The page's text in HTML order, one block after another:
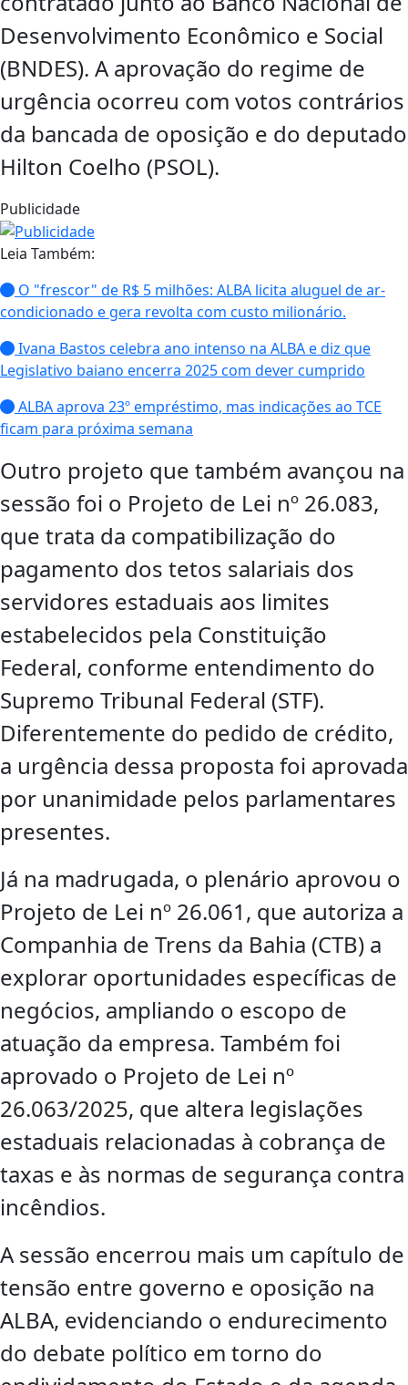
Desenvolvimento Econômico e Social
(BNDES). A aprovação do regime de
urgência ocorreu com votos contrários
da bancada de oposição e do deputado
Hilton Coelho (PSOL).
Publicidade
Leia Também:
O "frescor" de R$ 5 milhões: ALBA licita aluguel de ar-
condicionado e gera revolta com custo milionário.
Ivana Bastos celebra ano intenso na ALBA e diz que
Legislativo baiano encerra 2025 com dever cumprido
ALBA aprova 23º empréstimo, mas indicações ao TCE
ficam para próxima semana
Outro projeto que também avançou na
sessão foi o Projeto de Lei nº 26.083,
que trata da compatibilização do
pagamento dos tetos salariais dos
servidores estaduais aos limites
estabelecidos pela Constituição
Federal, conforme entendimento do
Supremo Tribunal Federal (STF).
Diferentemente do pedido de crédito,
a urgência dessa proposta foi aprovada
por unanimidade pelos parlamentares
presentes.
Já na madrugada, o plenário aprovou o
Projeto de Lei nº 26.061, que autoriza a
Companhia de Trens da Bahia (CTB) a
explorar oportunidades específicas de
negócios, ampliando o escopo de
atuação da empresa. Também foi
aprovado o Projeto de Lei nº
26.063/2025, que altera legislações
estaduais relacionadas à cobrança de
taxas e às normas de segurança contra
incêndios.
A sessão encerrou mais um capítulo de
tensão entre governo e oposição na
ALBA, evidenciando o endurecimento
do debate político em torno do